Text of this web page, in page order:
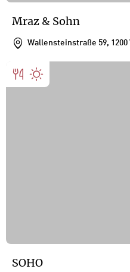
Mraz & Sohn
Wallensteinstraße 59, 1200
SOHO